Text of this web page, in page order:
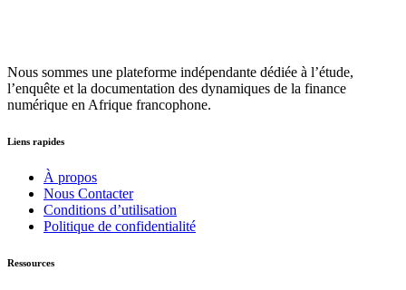
Nous sommes une plateforme indépendante dédiée à l’étude,
l’enquête et la documentation des dynamiques de la finance
numérique en Afrique francophone.
Liens rapides
À propos
Nous Contacter
Conditions d’utilisation
Politique de confidentialité
Ressources